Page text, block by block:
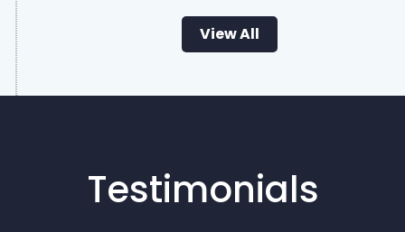
View All
Testimonials